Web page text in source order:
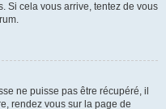
Si cela vous arrive, tentez de vous
ne puisse pas être récupéré, il
rendez vous sur la page de